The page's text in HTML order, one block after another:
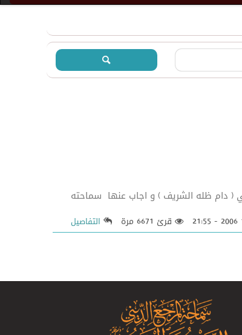
( دام ظله الشريف ) و اجاب عنها سماحته
قرئ 6671 مرة التفاصيل